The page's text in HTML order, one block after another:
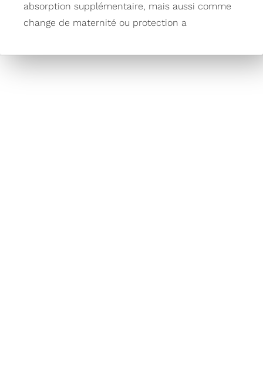
absorption supplémentaire, mais aussi comme
change de maternité ou protection a